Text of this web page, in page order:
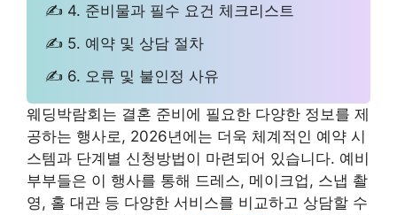
✍ 4. 준비물과 필수 요건 체크리스트
✍ 5. 예약 및 상담 절차
✍ 6. 오류 및 불인정 사유
웨딩박람회는 결혼 준비에 필요한 다양한 정보를 제
공하는 행사로, 2026년에는 더욱 체계적인 예약 시
스템과 단계별 신청방법이 마련되어 있습니다. 예비
부부들은 이 행사를 통해 드레스, 메이크업, 스냅 촬
영, 홀 대관 등 다양한 서비스를 비교하고 상담할 수